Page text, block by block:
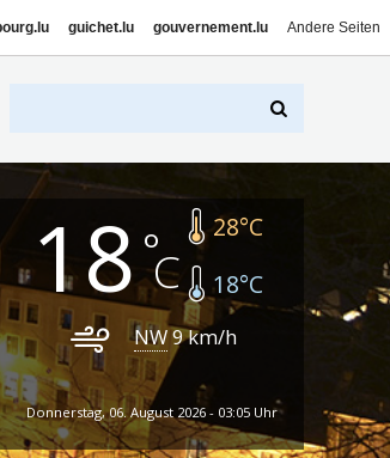
guichet.lu gouvernement.lu Andere Seiten
18 28°C
18°C
NW9km/h
Donnerstag, 06. August 2026 - 03:05 Uhr